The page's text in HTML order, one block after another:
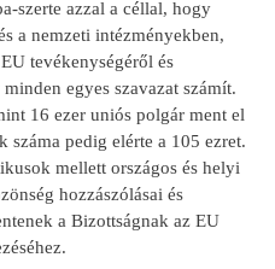
szerte azzal a céllal, hogy
a nemzeti intézményekben,
tevékenységéről és
egyes szavazat számít.
16 ezer uniós polgár ment el
száma pedig elérte a 105 ezret.
mellett országos és helyi
hozzászólásai és
a Bizottságnak az EU